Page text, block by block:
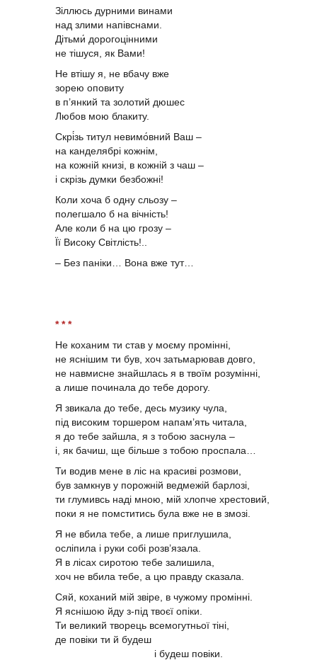
Зіллюсь дурними винами
над злими напівснами.
Дітьми́ дорогоцінними
не тішуся, як Вами!
Не втішу я, не вбачу вже
зорею оповиту
в п’янкий та золотий дюшес
Любов мою блакиту.
Скрі́зь титул невимо́вний Ваш –
на канделябрі кожнім,
на кожній книзі, в кожній з чаш –
і скрізь думки безбожні!
Коли хоча б одну сльозу –
полегшало б на вічність!
Але коли б на цю грозу –
Її Високу Світлість!..
– Без паніки… Вона вже тут…
* * *
Не коханим ти став у моєму промінні,
не яснішим ти був, хоч затьмарював довго,
не навмисне знайшлась я в твоїм розумінні,
а лише починала до тебе дорогу.
Я звикала до тебе, десь музику чула,
під високим торшером напам’ять читала,
я до тебе зайшла, я з тобою заснула –
і, як бачиш, ще більше з тобою проспала…
Ти водив мене в ліс на красиві розмови,
був замкнув у порожній ведмежій барлозі,
ти глумивсь наді мною, мій хлопче хрестовий,
поки я не помститись була вже не в змозі.
Я не вбила тебе, а лише приглушила,
осліпила і руки собі розв’язала.
Я в лісах сиротою тебе залишила,
хоч не вбила тебе, а цю правду сказала.
Сяй, коханий мій звіре, в чужому промінні.
Я яснішою йду з-під твоєї опіки.
Ти великий творець всемогутньої тіні,
де повіки ти й будеш
і будеш повіки.